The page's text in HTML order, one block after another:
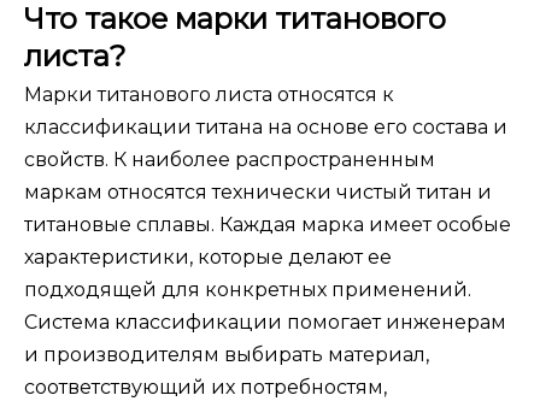
Что такое марки титанового
листа?
Марки титанового листа относятся к
классификации титана на основе его состава и
свойств. К наиболее распространенным
маркам относятся технически чистый титан и
титановые сплавы. Каждая марка имеет особые
характеристики, которые делают ее
подходящей для конкретных применений.
Система классификации помогает инженерам
и производителям выбирать материал,
соответствующий их потребностям,